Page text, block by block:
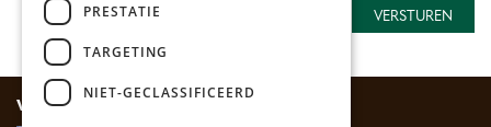
Veilig betalen
PRESTATIE
TARGETING
NIET-GECLASSIFICEERD